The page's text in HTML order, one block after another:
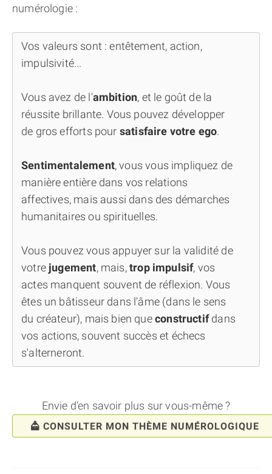
numérologie :
Vos valeurs sont : entêtement, action,
impulsivité...
Vous avez de l'ambition, et le goût de la
réussite brillante. Vous pouvez développer
de gros efforts pour satisfaire votre ego.
Sentimentalement, vous vous impliquez de
manière entière dans vos relations
affectives, mais aussi dans des démarches
humanitaires ou spirituelles.
Vous pouvez vous appuyer sur la validité de
votre jugement, mais,trop impulsif, vos
actes manquent souvent de réflexion. Vous
êtes un bâtisseur dans l'âme (dans le sens
du créateur), mais bien queconstructifdans
vos actions, souvent succès et échecs
s'alterneront.
Envie d'en savoir plus sur vous-même ?
CONSULTER MON THÈME NUMÉROLOGIQUE